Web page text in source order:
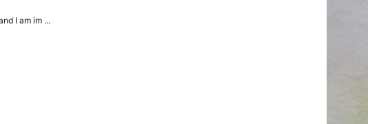
I am im ...